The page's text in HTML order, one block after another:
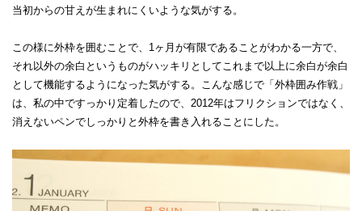
当初からの甘えが生まれにくいような気がする。
この様に外枠を囲むことで、1ヶ月が有限であることがわかる一方で、
それ以外の余白というものがハッキリとしてこれまで以上に余白が余白
として機能するようになった気がする。こんな感じで「外枠囲み作戦」
は、私の中ですっかり定着したので、2012年はフリクションではなく、
消えないペンでしっかりと外枠を書き入れることにした。